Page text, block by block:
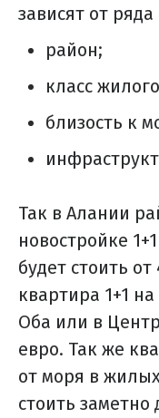
зависят от
район;
класс
близость к
Так в Алании
новостройке
будет стоить
квартира 1+1
Оба или в
евро. Так же
от моря в
стоить